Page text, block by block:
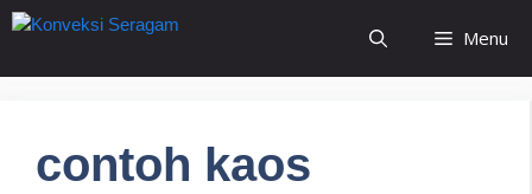
Langsung
isi
Menu
contoh kaos